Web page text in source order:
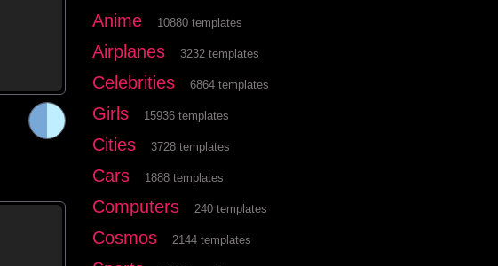
Anime 10880 templates
Airplanes 3232 templates
Celebrities 6864 templates
Girls 15936 templates
Cities 3728 templates
Cars 1888 templates
Computers 240 templates
Cosmos 2144 templates